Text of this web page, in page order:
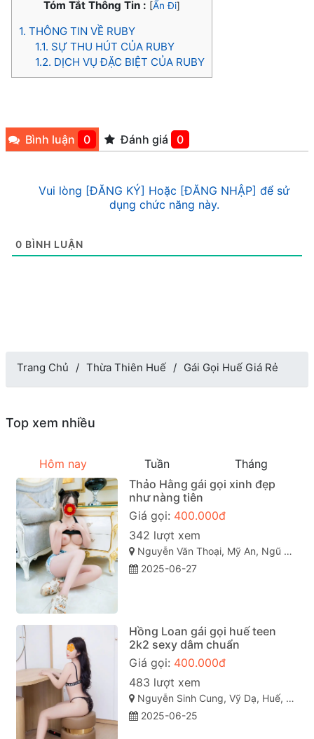
Tóm Tắt Thông Tin : [Ẩn Đi]
1. THÔNG TIN VỀ RUBY
1.1. SỰ THU HÚT CỦA RUBY
1.2. DỊCH VỤ ĐẶC BIỆT CỦA RUBY
Bình luận 0 Đánh giá 0
Vui lòng [ĐĂNG KÝ] Hoặc [ĐĂNG NHẬP] để sử
dụng chức năng này.
0 BÌNH LUẬN
Trang Chủ Thừa Thiên Huế Gái Gọi Huế Giá Rẻ
Top xem nhiều
Hôm nay Tuần
Tháng
Thảo Hằng gái gọi xinh đẹp
như nàng tiên
Giá gọi: 400.000đ
342 lượt xem
Nguyễn Văn Thoại, Mỹ An, Ngũ Hành Sơn, Đà Nẵng
2025-06-27
Hồng Loan gái gọi huế teen
2k2 sexy dâm chuẩn
Giá gọi: 400.000đ
483 lượt xem
Nguyễn Sinh Cung, Vỹ Dạ, Huế, Thừa Thiên Huế
2025-06-25